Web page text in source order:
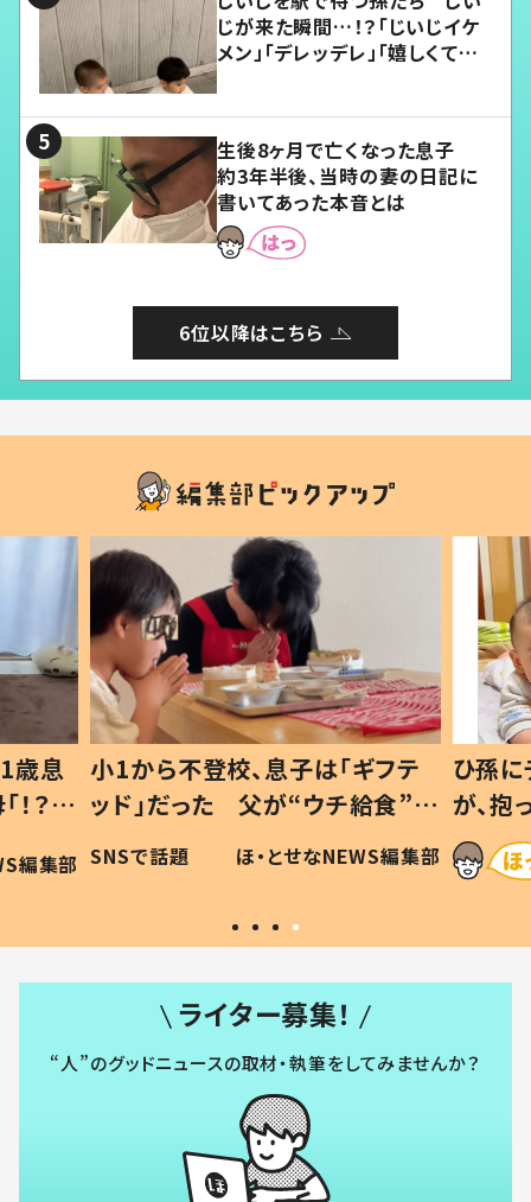
じが来た瞬間…！？「じいじイケ
メン」「デレッデレ」「嬉しくて可
生後8ヶ月で亡くなった息子
約3年半後、当時の妻の日記に
書いてあった本音とは
6位以降はこちら
歳息
？」
編集部
小1から不登校、息子は「ギフテ
ッド」だった 父が“ウチ給食”を
作り続ける理由とは #令和の親
#令和の子
SNSで話題 ほ・とせなNEWS編集部
ひ孫
が、
「涙が
い」
ライター募集！
“人”のグッドニュースの取材・執筆をしてみませんか？